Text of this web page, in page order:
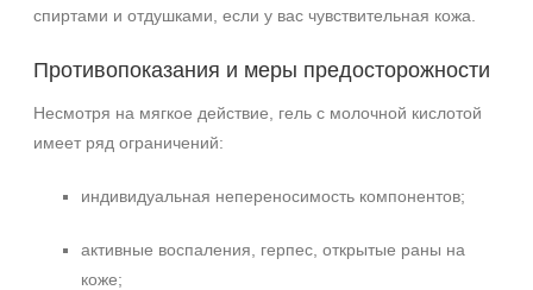
спиртами и отдушками, если у вас чувствительная кожа.
Противопоказания и меры предосторожности
Несмотря на мягкое действие, гель с молочной кислотой
имеет ряд ограничений:
индивидуальная непереносимость компонентов;
активные воспаления, герпес, открытые раны на
коже;